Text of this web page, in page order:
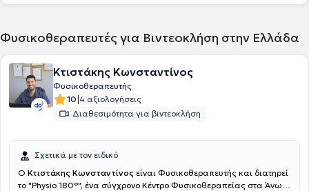
Φυσικοθεραπευτές για Βιντεοκλήση στην Ελλάδα
Κτιστάκης Κωνσταντίνος
Φυσικοθεραπευτής
10|4 αξιολογήσεις
Διαθεσιμότητα για βιντεοκλήση
Σχετικά με τον ειδικό
Ο Κτιστάκης Κωνσταντίνος είναι Φυσικοθεραπευτής και διατηρεί
το "Physio 180°", ένα σύγχρονο Κέντρο Φυσικοθεραπείας στα Άνω